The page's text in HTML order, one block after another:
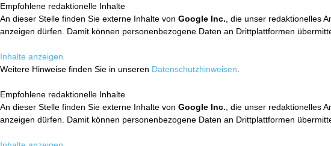
Empfohlene redaktionelle Inhalte
An dieser Stelle finden Sie externe Inhalte von Google Inc. , die unser redaktionelles
anzeigen dürfen. Damit können personenbezogene Daten an Drittplattformen
Inhalte anzeigen
Weitere Hinweise finden Sie in unseren Datenschutzhinweisen
Empfohlene redaktionelle Inhalte
An dieser Stelle finden Sie externe Inhalte von Google Inc. , die unser redaktionelles
anzeigen dürfen. Damit können personenbezogene Daten an Drittplattformen